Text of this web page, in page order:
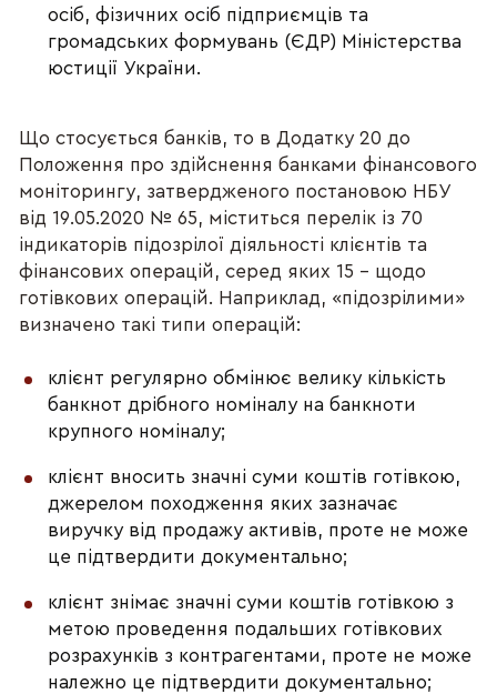
осіб, фізичних осіб підприємців та
громадських формувань (ЄДР) Міністерства
юстиції України.
Що стосується банків, то в Додатку 20 до
Положення про здійснення банками фінансового
моніторингу, затвердженого постановою НБУ
від 19.05.2020 № 65, міститься перелік із 70
індикаторів підозрілої діяльності клієнтів та
фінансових операцій, серед яких 15 – щодо
готівкових операцій. Наприклад, «підозрілими»
визначено такі типи операцій:
клієнт регулярно обмінює велику кількість
банкнот дрібного номіналу на банкноти
крупного номіналу;
клієнт вносить значні суми коштів готівкою,
джерелом походження яких зазначає
виручку від продажу активів, проте не може
це підтвердити документально;
клієнт знімає значні суми коштів готівкою з
метою проведення подальших готівкових
розрахунків з контрагентами, проте не може
належно це підтвердити документально;